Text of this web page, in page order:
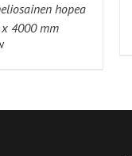
hopea
4000 mm